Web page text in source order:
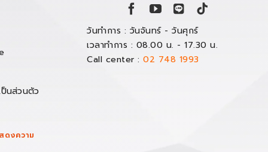
ป็นส่วนตัว
ดงความ
วันทำการ : วันจันทร์ - วันศุกร์
เวลาทำการ : 08.00 น. - 17.30 น.
Call center :02 748 1993